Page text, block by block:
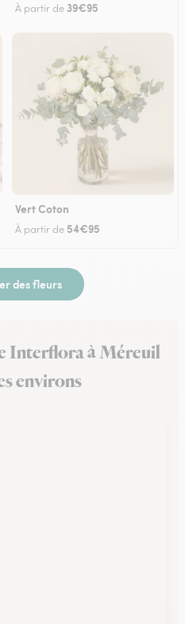
À partir de 39€95
Vert Coton
À partir de 54€95
des fleurs
Interflora à Méreuil
environs